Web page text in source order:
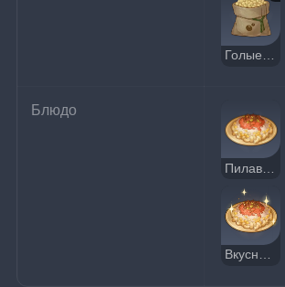
Голые бобы
Блюдо
Пилав Аару
Вкусный пилав Аару